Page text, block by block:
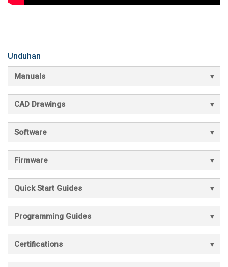
Unduhan
Manuals
CAD Drawings
Software
Firmware
Quick Start Guides
Programming Guides
Certifications